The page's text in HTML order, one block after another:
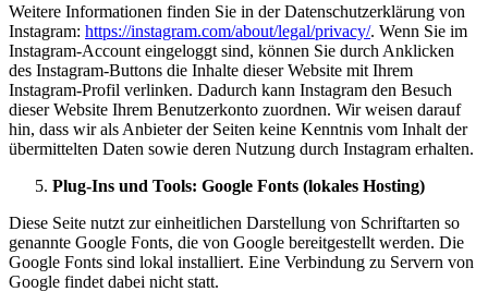
Weitere Informationen finden Sie in der Datenschutzerklärung von
Instagram: https://instagram.com/about/legal/privacy/. Wenn Sie im
Instagram-Account eingeloggt sind, können Sie durch Anklicken
des Instagram-Buttons die Inhalte dieser Website mit Ihrem
Instagram-Profil verlinken. Dadurch kann Instagram den Besuch
dieser Website Ihrem Benutzerkonto zuordnen. Wir weisen darauf
hin, dass wir als Anbieter der Seiten keine Kenntnis vom Inhalt der
übermittelten Daten sowie deren Nutzung durch Instagram erhalten.
Plug-Ins und Tools: Google Fonts (lokales Hosting)
Diese Seite nutzt zur einheitlichen Darstellung von Schriftarten so
genannte Google Fonts, die von Google bereitgestellt werden. Die
Google Fonts sind lokal installiert. Eine Verbindung zu Servern von
Google findet dabei nicht statt.